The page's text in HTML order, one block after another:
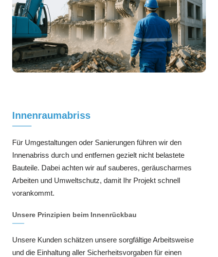
Innenraumabriss
Für Umgestaltungen oder Sanierungen führen wir den
Innenabriss durch und entfernen gezielt nicht belastete
Bauteile. Dabei achten wir auf sauberes, geräuscharmes
Arbeiten und Umweltschutz, damit Ihr Projekt schnell
vorankommt.
Unsere Prinzipien beim Innenrückbau
Unsere Kunden schätzen unsere sorgfältige Arbeitsweise
und die Einhaltung aller Sicherheitsvorgaben für einen